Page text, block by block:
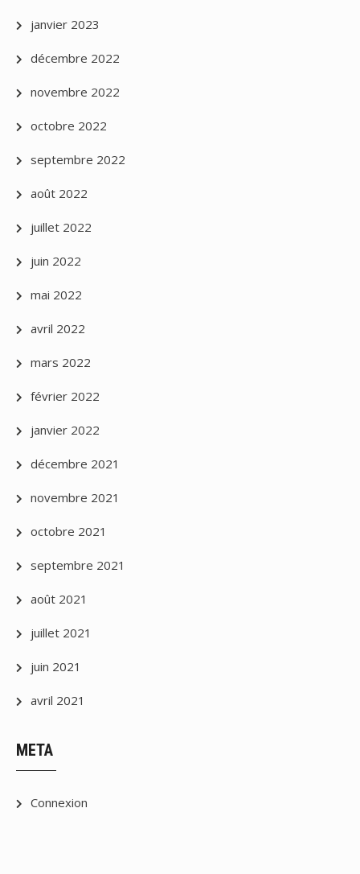
janvier 2023
décembre 2022
novembre 2022
octobre 2022
septembre 2022
août 2022
juillet 2022
juin 2022
mai 2022
avril 2022
mars 2022
février 2022
janvier 2022
décembre 2021
novembre 2021
octobre 2021
septembre 2021
août 2021
juillet 2021
juin 2021
avril 2021
META
Connexion